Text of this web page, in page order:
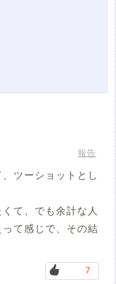
報告
ツーショットとし
て、でも余計な人
て感じで、その結
7